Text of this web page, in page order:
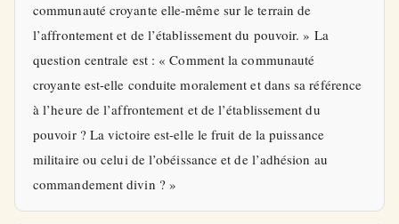
communauté croyante elle-même sur le terrain de
l’affrontement et de l’établissement du pouvoir. » La
question centrale est : « Comment la communauté
croyante est-elle conduite moralement et dans sa référence
à l’heure de l’affrontement et de l’établissement du
pouvoir ? La victoire est-elle le fruit de la puissance
militaire ou celui de l’obéissance et de l’adhésion au
commandement divin ? »